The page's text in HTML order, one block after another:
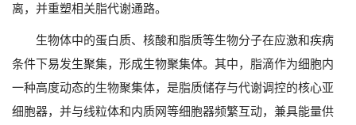
离，并重塑相关脂代谢通路。
生物体中的蛋白质、核酸和脂质等生物分子在应激和疾病
条件下易发生聚集，形成生物聚集体。其中，脂滴作为细胞内
一种高度动态的生物聚集体，是脂质储存与代谢调控的核心亚
细胞器，并与线粒体和内质网等细胞器频繁互动，兼具能量供